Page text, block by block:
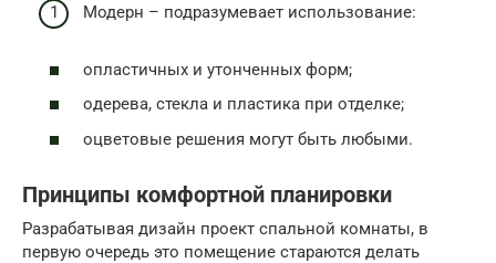
Модерн – подразумевает использование:
oпластичных и утонченных форм;
oдерева, стекла и пластика при отделке;
oцветовые решения могут быть любыми.
Принципы комфортной планировки
Разрабатывая дизайн проект спальной комнаты, в
первую очередь это помещение стараются делать